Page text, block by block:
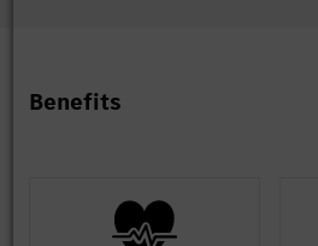
Benefits